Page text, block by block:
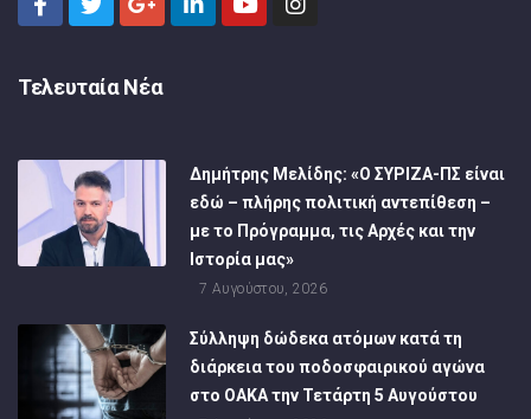
Τελευταία Νέα
Δημήτρης Μελίδης: «Ο ΣΥΡΙΖΑ-ΠΣ είναι
εδώ – πλήρης πολιτική αντεπίθεση –
με το Πρόγραμμα, τις Αρχές και την
Ιστορία μας»
7 Αυγούστου, 2026
Σύλληψη δώδεκα ατόμων κατά τη
διάρκεια του ποδοσφαιρικού αγώνα
στο ΟΑΚΑ την Τετάρτη 5 Αυγούστου